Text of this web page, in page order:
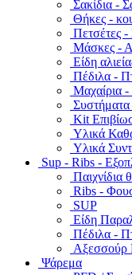
Σακίδια -
Θήκες -
Πετσέτες -
Μάσκες -
Είδη
Πέδιλα -
Μαχαίρια
Kit
Υλικά
Υλικά
Sup - Ribs -
Παιχνίδια
Ribs -
SUP
Είδη
Πέδιλα -
Αξεσσούρ
Ψάρεμα